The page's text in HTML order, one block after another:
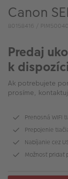
Canon
80158416 /
Predaj
k
Ak potrebujete
prosíme,
Prenosná WIFI
Prepojenie
Nabíjanie cez
Možnosť pridať